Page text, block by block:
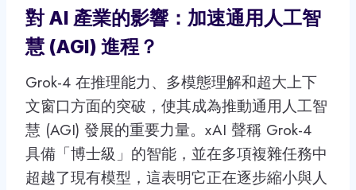
對 AI 產業的影響：加速通用人工智
慧 (AGI) 進程？
Grok-4 在推理能力、多模態理解和超大上下
文窗口方面的突破，使其成為推動通用人工智
慧 (AGI) 發展的重要力量。xAI 聲稱 Grok-4
具備「博士級」的智能，並在多項複雜任務中
超越了現有模型，這表明它正在逐步縮小與人